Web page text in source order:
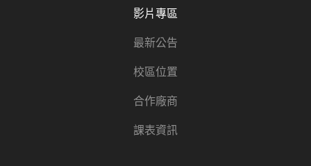
影片專區
最新公告
校區位置
合作廠商
課表資訊